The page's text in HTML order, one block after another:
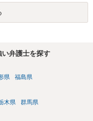
弁護士を探す
県 福島県
木県 群馬県